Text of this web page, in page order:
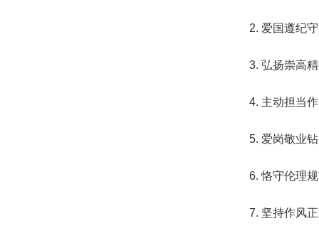
2. 爱国遵纪
3. 弘扬崇高
4. 主动担当
5. 爱岗敬业
6. 恪守伦理
7. 坚持作风